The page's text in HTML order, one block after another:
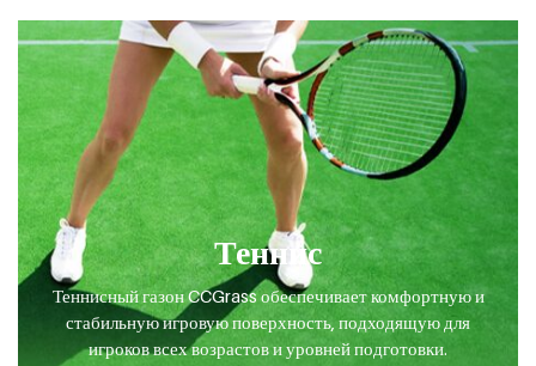
Теннис
Теннисный газон CCGrass обеспечивает комфортную и
стабильную игровую поверхность, подходящую для
игроков всех возрастов и уровней подготовки.